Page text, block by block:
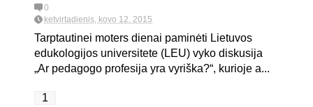
0
ketvirtadienis, kovo 12, 2015
Tarptautinei moters dienai paminėti Lietuvos
edukologijos universitete (LEU) vyko diskusija
„Ar pedagogo profesija yra vyriška?“, kurioje a...
1